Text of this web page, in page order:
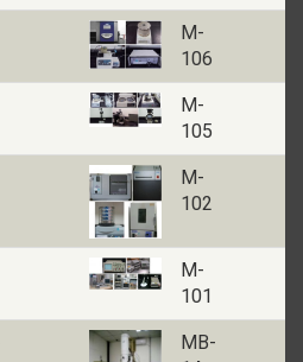
M-
106
M-
105
M-
102
M-
101
MB-